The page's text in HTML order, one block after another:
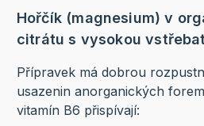
Hořčík (magnesium) v
citrátu s vysokou
Přípravek má dobrou
usazenin anorganických
vitamín B6 přispívají: